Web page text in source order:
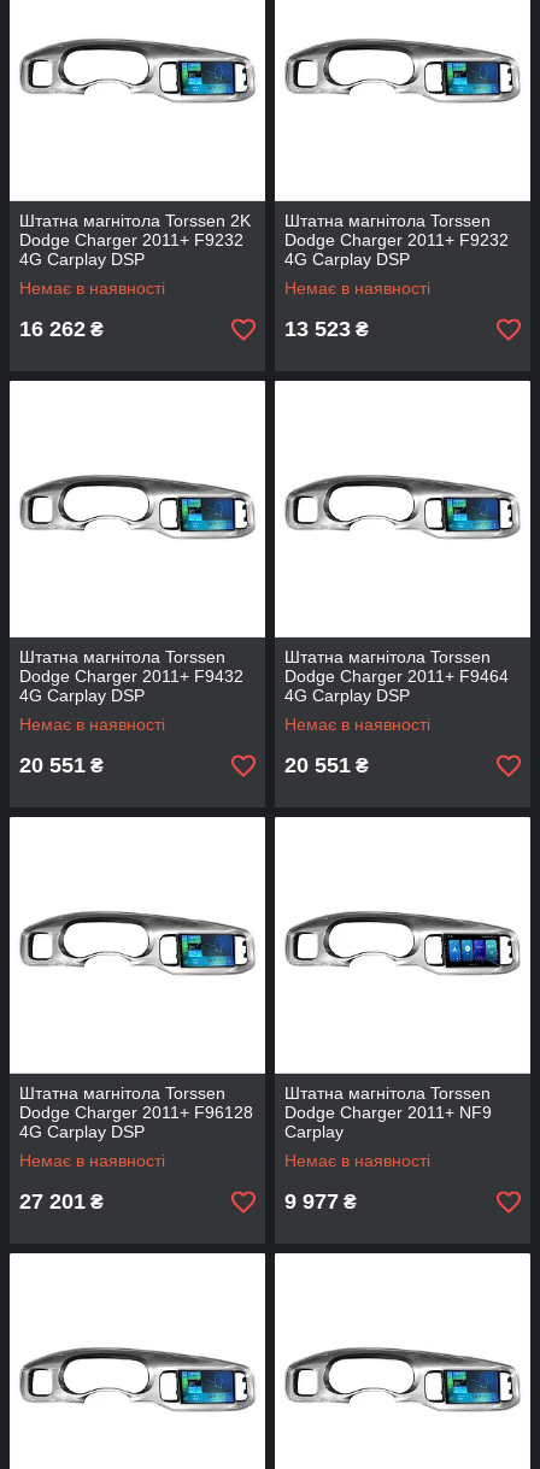
Штатна магнітола Torssen 2K
Dodge Charger 2011+ F9232
4G Carplay DSP
Немає в наявності
16 262 ₴
Штатна магнітола Torssen
Dodge Charger 2011+ F9232
4G Carplay DSP
Немає в наявності
13 523 ₴
Штатна магнітола Torssen
Dodge Charger 2011+ F9432
4G Carplay DSP
Немає в наявності
20 551 ₴
Штатна магнітола Torssen
Dodge Charger 2011+ F9464
4G Carplay DSP
Немає в наявності
20 551 ₴
Штатна магнітола Torssen
Dodge Charger 2011+ F96128
4G Carplay DSP
Немає в наявності
27 201 ₴
Штатна магнітола Torssen
Dodge Charger 2011+ NF9
Carplay
Немає в наявності
9 977 ₴